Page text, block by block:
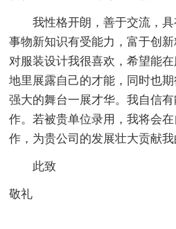
我性格开朗，善于交流，具
事物新知识有受能力，富于创新
对服装设计我很喜欢，希望能
地里展露自己的才能，同时也
强大的舞台一展才华。我自信
作。若被贵单位录用，我将会
作，为贵公司的发展壮大贡献我
此致
敬礼